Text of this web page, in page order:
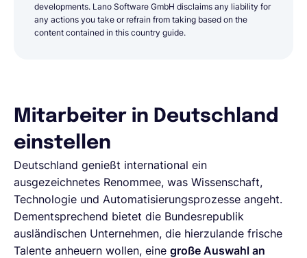
developments. Lano Software GmbH disclaims any liability for
any actions you take or refrain from taking based on the
content contained in this country guide.
Mitarbeiter in Deutschland
einstellen
Deutschland genießt international ein
ausgezeichnetes Renommee, was Wissenschaft,
Technologie und Automatisierungsprozesse angeht.
Dementsprechend bietet die Bundesrepublik
ausländischen Unternehmen, die hierzulande frische
Talente anheuern wollen, eine große Auswahl an